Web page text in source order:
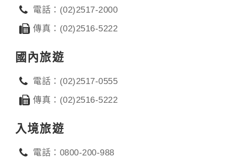
電話：(02)2517-2000
傳真：(02)2516-5222
國內旅遊
電話：(02)2517-0555
傳真：(02)2516-5222
入境旅遊
電話：0800-200-988